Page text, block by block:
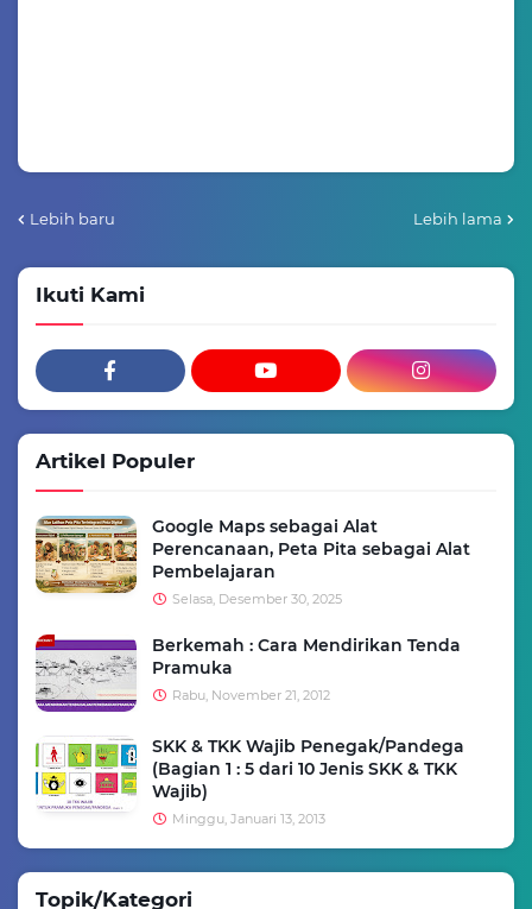
Lebih baru Lebih lama
Ikuti Kami
Artikel Populer
Google Maps sebagai Alat
Perencanaan, Peta Pita sebagai Alat
Pembelajaran
Selasa, Desember 30, 2025
Berkemah : Cara Mendirikan Tenda
Pramuka
Rabu, November 21, 2012
SKK & TKK Wajib Penegak/Pandega
(Bagian 1 : 5 dari 10 Jenis SKK & TKK
Wajib)
Minggu, Januari 13, 2013
Topik/Kategori